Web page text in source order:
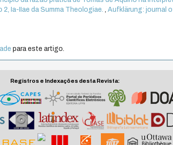
Ia-IIae da Summa Theologiae.
,Aufklärung: journal
para este artigo.
Registros e Indexações desta Revista: